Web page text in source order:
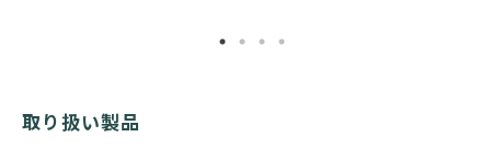
取り扱い製品